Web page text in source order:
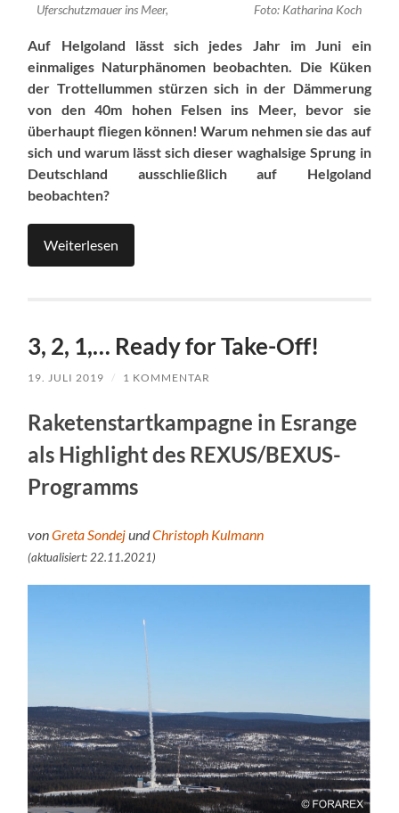
Uferschutzmauer ins Meer, Foto: Katharina Koch
Auf Helgoland lässt sich jedes Jahr im Juni ein
einmaliges Naturphänomen beobachten. Die Küken
der Trottellummen stürzen sich in der Dämmerung
von den 40m hohen Felsen ins Meer, bevor sie
überhaupt fliegen können! Warum nehmen sie das auf
sich und warum lässt sich dieser waghalsige Sprung in
Deutschland ausschließlich auf Helgoland
beobachten?
Weiterlesen
3, 2, 1,… Ready for Take-Off!
19. JULI 2019 / 1 KOMMENTAR
Raketenstartkampagne in Esrange
als Highlight des REXUS/BEXUS-
Programms
vonGreta SondejundChristoph Kulmann
(aktualisiert: 22.11.2021)